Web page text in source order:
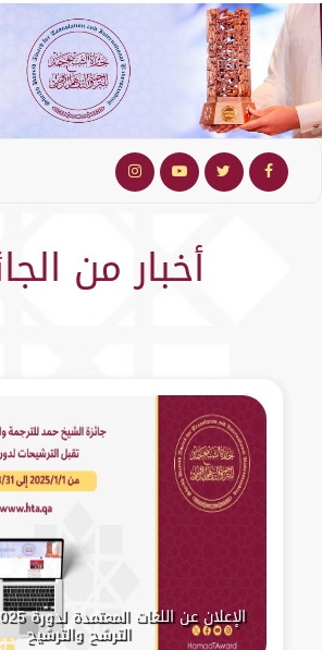
أخبار من
الترشح والترشيح